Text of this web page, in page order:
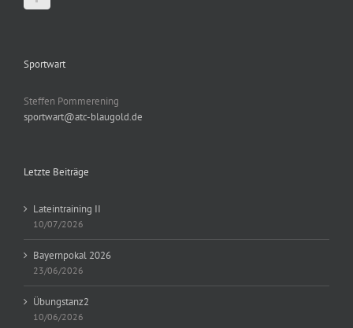
Sportwart
Steffen Pommerening
sportwart@atc-blaugold.de
Letzte Beiträge
Lateintraining II
10/07/2026
Bayernpokal 2026
23/06/2026
Übungstanz2
10/06/2026